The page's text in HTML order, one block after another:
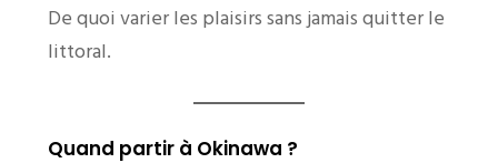
De quoi varier les plaisirs sans jamais quitter le
littoral.
Quand partir à Okinawa ?